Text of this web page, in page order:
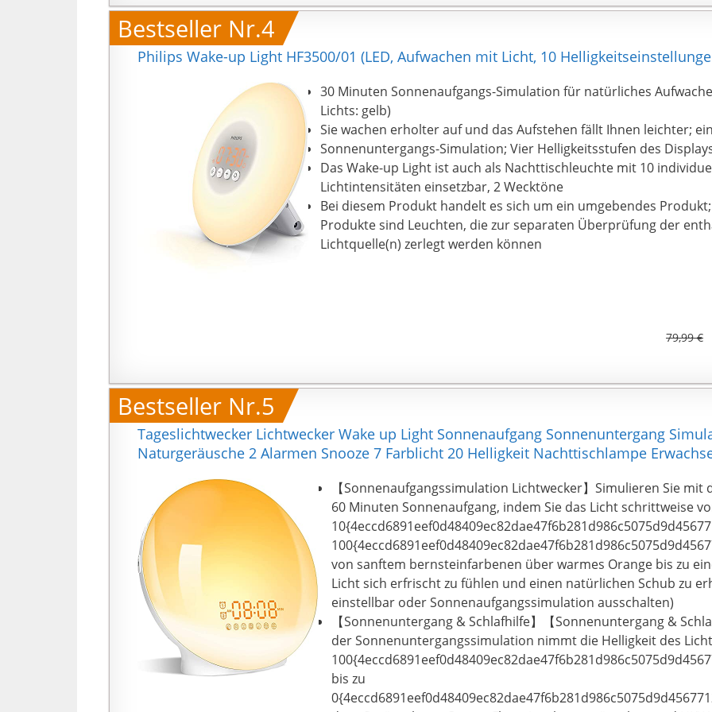
Alarms, drücken Sie einfach die "Snooze" -Taste, der Ton
【7 Natürliche Geräusche + FM Radio】: 7 natürliche
Lautstärkeregelung, Morgen, Vögel, Ozeanwellen, Violine,
leise Musik und Klavier. FM-Radio mit der Funktion zum
und Speichern des Kanals.Lumen: Lichtstrom 54, nicht in der
【7 Farben Led - licht + USB-Adapter】: Stimmungslicht mit
Indigo, Grün und Cyan, chaltet das 7 farben Licht manuell /
atmosphärenlicht. Einstellbare Helligkeit mit 20 Stufen für
Nachttischlampe, usw. Und das Paket mit USB-Kabel, EU
bequeme Verwendung. 1 Jahr Garantie, wenn Sie Fragen
zum Produkt haben, kontaktieren Sie uns bitte, wir werden
Zufriedenheit bedienen.
Bestseller Nr.4
Philips Wake-up Light HF3500/01 (LED, Aufwachen mit Licht, 10
30 Minuten Sonnenaufgangs-Simulation für natürliches
Lichts: gelb)
Sie wachen erholter auf und das Aufstehen fällt Ihnen leichter;
Sonnenuntergangs-Simulation; Vier Helligkeitsstufen des
Das Wake-up Light ist auch als Nachttischleuchte mit 10
Lichtintensitäten einsetzbar, 2 Wecktöne
Bei diesem Produkt handelt es sich um ein umgebendes
Produkte sind Leuchten, die zur separaten Überprüfung der
Lichtquelle(n) zerlegt werden können
79,99 €
Bestseller Nr.5
Tageslichtwecker Lichtwecker Wake up Light Sonnenaufgang Sonnenuntergang
Naturgeräusche 2 Alarmen Snooze 7 Farblicht 20 Helligkeit Nachttischlampe
【Sonnenaufgangssimulation Lichtwecker】Simulieren Sie mit
60 Minuten Sonnenaufgang, indem Sie das Licht schrittweise
von sanftem bernsteinfarbenen über warmes Orange bis zu
Licht sich erfrischt zu fühlen und einen natürlichen Schub zu
einstellbar oder Sonnenaufgangssimulation ausschalten)
【Sonnenuntergang & Schlafhilfe】【Sonnenuntergang &
der Sonnenuntergangssimulation nimmt die Helligkeit des
bis zu